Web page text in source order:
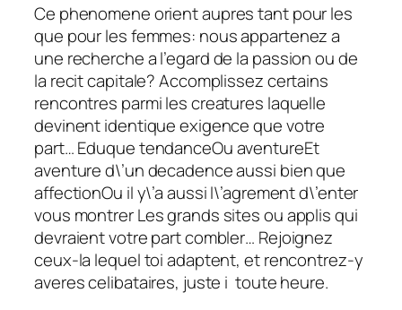
Ce phenomene orient aupres tant pour les
que pour les femmes: nous appartenez a
une recherche a l’egard de la passion ou de
la recit capitale? Accomplissez certains
rencontres parmi les creatures laquelle
devinent identique exigence que votre
part… Eduque tendanceOu aventureEt
aventure d\’un decadence aussi bien que
affectionOu il y\’a aussi l\’agrement d\’enter
vous montrer Les grands sites ou applis qui
devraient votre part combler… Rejoignez
ceux-la lequel toi adaptent, et rencontrez-y
averes celibataires, juste i toute heure.